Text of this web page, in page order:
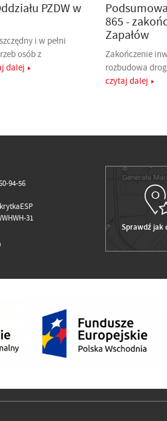
PZDW w
i w pełni
osób z
dalej
865 -
Zapałów
Zakończenie
rozbudowa
czytaj dalej
94-56
31
Sprawdź jak